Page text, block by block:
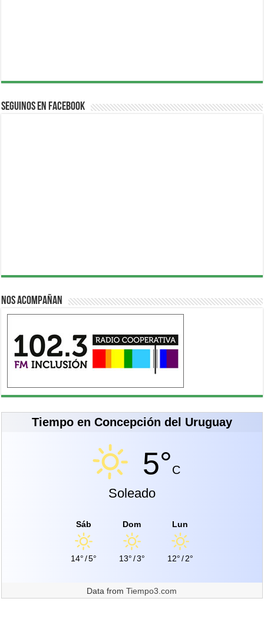
Seguinos en Facebook
Nos acompañan
Tiempo en Concepción del Uruguay
5°C
Soleado
Sáb
14°/5°
Dom
13°/3°
Lun
12°/2°
Data fromTiempo3.com